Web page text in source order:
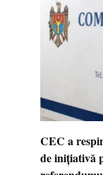
CEC a
de inițiativă